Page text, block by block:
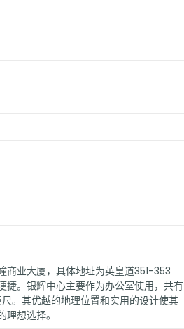
商业大厦，具体地址为英皇道351-353
捷。银辉中心主要作为办公室使用，共有
。其优越的地理位置和实用的设计使其
想选择。